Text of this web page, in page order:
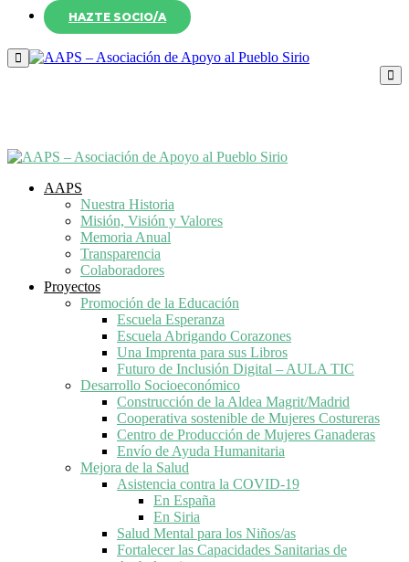
HAZTE SOCIO/A
AAPS
Nuestra Historia
Misión, Visión y Valores
Memoria Anual
Transparencia
Colaboradores
Proyectos
Promoción de la Educación
Escuela Esperanza
Escuela Abrigando Corazones
Una Imprenta para sus Libros
Futuro de Inclusión Digital – AULA TIC
Desarrollo Socioeconómico
Construcción de la Aldea Magrit/Madrid
Cooperativa sostenible de Mujeres Costureras
Centro de Producción de Mujeres Ganaderas
Envío de Ayuda Humanitaria
Mejora de la Salud
Asistencia contra la COVID-19
En España
En Siria
Salud Mental para los Niños/as
Fortalecer las Capacidades Sanitarias de